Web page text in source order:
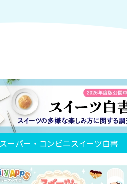
スーパー・コンビニスイーツ白書